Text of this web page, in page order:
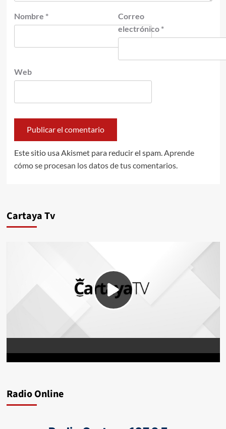
Nombre *
Correo
electrónico *
Web
Este sitio usa Akismet para reducir el spam. Aprende
cómo se procesan los datos de tus comentarios.
Cartaya Tv
Radio Online